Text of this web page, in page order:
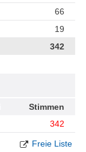
66
19
342
Stimmen
342
Freie Liste